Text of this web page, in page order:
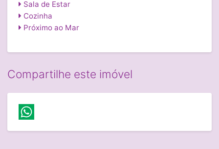
Sala de Estar
Cozinha
Próximo ao Mar
Compartilhe este imóvel